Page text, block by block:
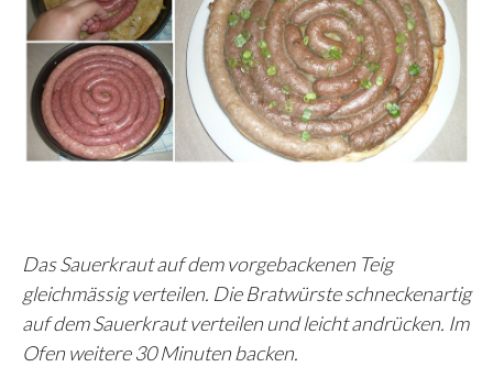
Das Sauerkraut auf dem vorgebackenen Teig
gleichmässig verteilen. Die Bratwürste schneckenartig
auf dem Sauerkraut verteilen und leicht andrücken. Im
Ofen weitere 30 Minuten backen.